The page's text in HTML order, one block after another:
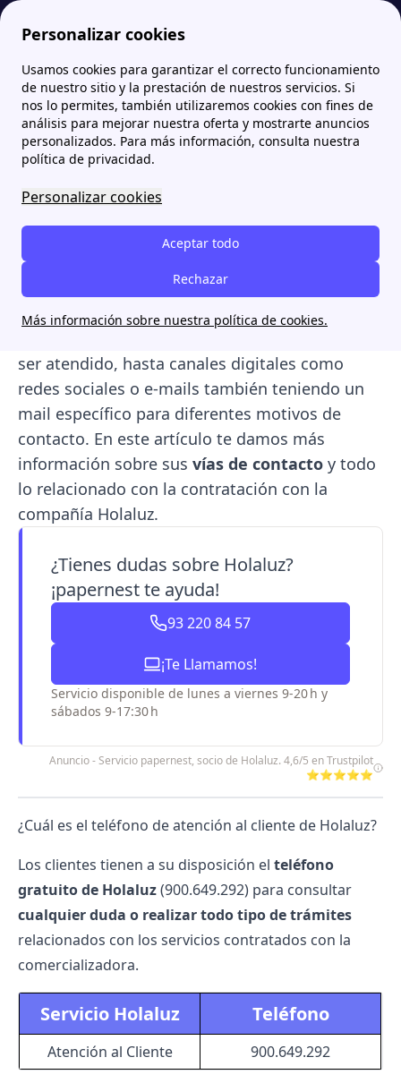
Personalizar cookies
Usamos cookies para garantizar el correcto funcionamiento
de nuestro sitio y la prestación de nuestros servicios. Si
nos lo permites, también utilizaremos cookies con fines de
análisis para mejorar nuestra oferta y mostrarte anuncios
personalizados. Para más información, consulta nuestra
política de privacidad.
Personalizar cookies
Aceptar todo
Rechazar
Más información sobre nuestra política de cookies.
Papernest.es MoreHolaluz Teléfonos Holaluz: Números para atención al cliente, averías y contrataciones
Teléfonos Holaluz:
Números para atención al
cliente, averías y
contrataciones
El servicio de
atiende por una gran variedad de canales,
desde la via telefónica con varios números
ser atendido, hasta canales digitales como
redes sociales o e-mails también teniendo un
mail específico para diferentes motivos de
contacto. En este artículo te damos más
información sobre sus vías de contacto y todo
lo relacionado con la contratación con la
compañía Holaluz.
¿Tienes dudas sobre Holaluz?
¡papernest te ayuda!
93 220 84 57
¡Te Llamamos!
Servicio disponible de lunes a viernes 9-20 h y
sábados 9-17:30 h
Anuncio - Servicio papernest, socio de Holaluz. 4,6/5 en Trustpilot
⭐⭐⭐⭐⭐
¿Cuál es el teléfono de atención al cliente de Holaluz?
Los clientes tienen a su disposición el teléfono
gratuito de Holaluz(900.649.292) para consultar
cualquier duda o realizar todo tipo de trámites
relacionados con los servicios contratados con la
comercializadora.
Servicio Holaluz Teléfono
Atención al Cliente 900.649.292